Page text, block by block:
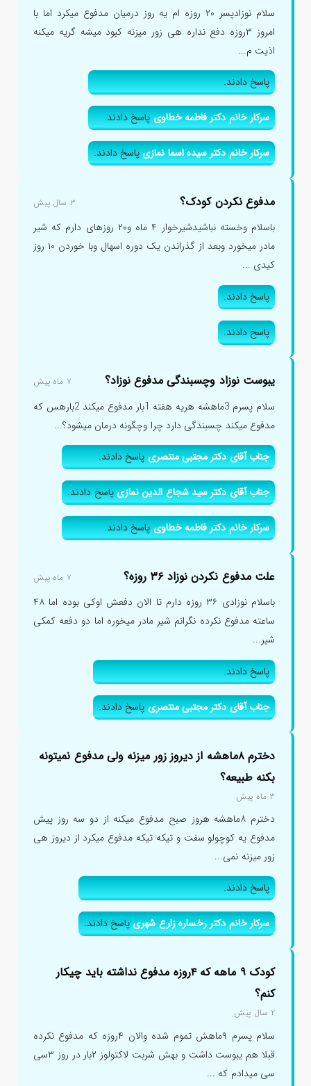
سلام نوزادپسر ۲۰ روزه ام یه روز درمیان مدفوع میکرد اما با
امروز ۳روزه دفع نداره هی زور میزنه کبود میشه گریه میکنه
اذیت م...
پاسخ دادند.
سرکار خانم دکتر فاطمه خطاویپاسخ دادند.
سرکار خانم دکتر سیده اسما نمازیپاسخ دادند.
مدفوع نکردن کودک؟ ۳ سال پیش
باسلام وخسته نباشیدشیرخوار ۴ ماه و۲۰ روزهای دارم که شیر
مادر میخورد وبعد از گذراندن یک دوره اسهال وبا خوردن ۱۰ روز
کیدی ...
پاسخ دادند.
پاسخ دادند.
یبوست نوزاد وچسبندگی مدفوع نوزاد؟ ۷ ماه پیش
سلام پسرم 3ماهشه هریه هفته 1بار مدفوع میکند 2بارهس که
مدفوع میکند چسبندگی دارد چرا وچگونه درمان میشود؟...
جناب آقای دکتر مجتبی منتصریپاسخ دادند.
جناب آقای دکتر سید شجاع الدین نمازیپاسخ دادند.
سرکار خانم دکتر فاطمه خطاویپاسخ دادند.
علت مدفوع نکردن نوزاد ۳۶ روزه؟ ۷ ماه پیش
باسلام نوزادی ۳۶ روزه دارم تا الان دفعش اوکی بوده اما ۴۸
ساعته مدفوع نکرده نگرانم شیر مادر میخوره اما دو دفعه کمکی
شیر...
پاسخ دادند.
جناب آقای دکتر مجتبی منتصریپاسخ دادند.
دخترم ۸ماهشه از دیروز زور میزنه ولی مدفوع نمیتونه
بکنه طبیعه؟
۳ ماه پیش
دخترم ۸ماهشه هروز صبح مدفوع میکنه از دو سه روز پیش
مدفوع یه کوچولو سفت و تیکه تیکه مدفوع میکرد از دیروز هی
زور میزنه نمی...
پاسخ دادند.
سرکار خانم دکتر رخساره زارع شهریپاسخ دادند.
کودک ۹ ماهه که ۴روزه مدفوع نداشته باید چیکار
کنم؟
۲ سال پیش
سلام پسرم ۹ماهش تموم شده والان ۴روزه که مدفوع نکرده
قبلا هم یبوست داشت و بهش شربت لاکتولوز ۲بار در روز ۳سی
سی میدادم که ...